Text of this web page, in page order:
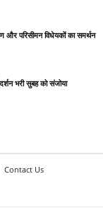
और परिसीमन विधेयकों का समर्थन
भरी सुबह को संजोया
Contact Us